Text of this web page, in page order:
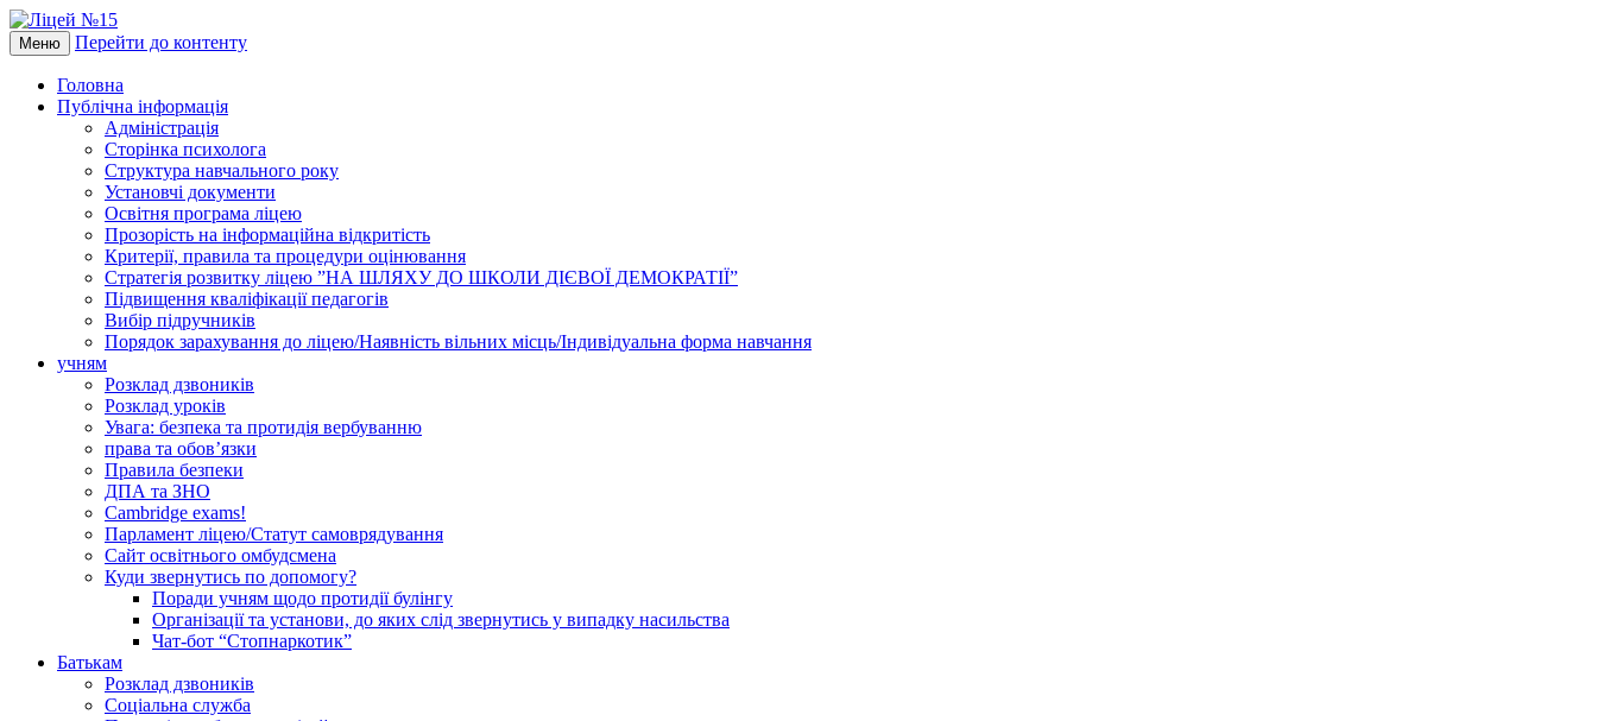
Меню Перейти до контенту
Головна
Публічна інформація
Адміністрація
Сторінка психолога
Структура навчального року
Установчі документи
Освітня програма ліцею
Прозорість на інформаційна відкритість
Критерії, правила та процедури оцінювання
Стратегія розвитку ліцею ”НА ШЛЯХУ ДО ШКОЛИ ДІЄВОЇ ДЕМОКРАТІЇ”
Підвищення кваліфікації педагогів
Вибір підручників
Порядок зарахування до ліцею/Наявність вільних місць/Індивідуальна форма навчання
учням
Розклад дзвоників
Розклад уроків
Увага: безпека та протидія вербуванню
права та обов’язки
Правила безпеки
ДПА та ЗНО
Cambridge exams!
Парламент ліцею/Статут самоврядування
Сайт освітнього омбудсмена
Куди звернутись по допомогу?
Поради учням щодо протидії булінгу
Організації та установи, до яких слід звернутись у випадку насильства
Чат-бот “Стопнаркотик”
Батькам
Розклад дзвоників
Соціальна служба